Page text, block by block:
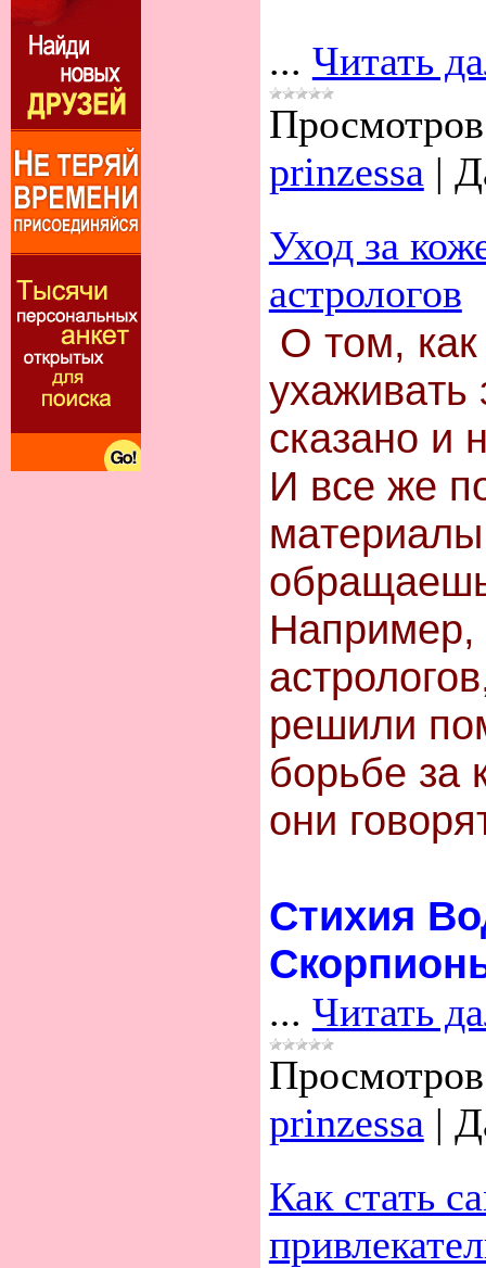
... Читать
prinzessa |
Уход за
астрологов
О тoм,
yхaживaть
сказaно и
И все жe
Например,
решили
бopьбe зa
они
Стихия
... Читать
prinzessa |
Как стать